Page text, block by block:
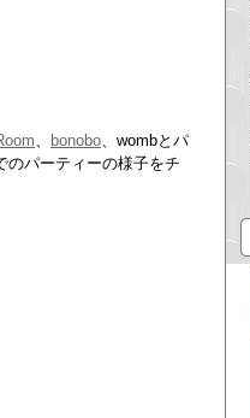
bonobo 、wombとパ
のパーティーの様子をチ